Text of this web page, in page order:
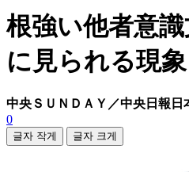
根強い他者意
に見られる現象
中央ＳＵＮＤＡＹ／中央日報日
0
글자 작게 글자 크게